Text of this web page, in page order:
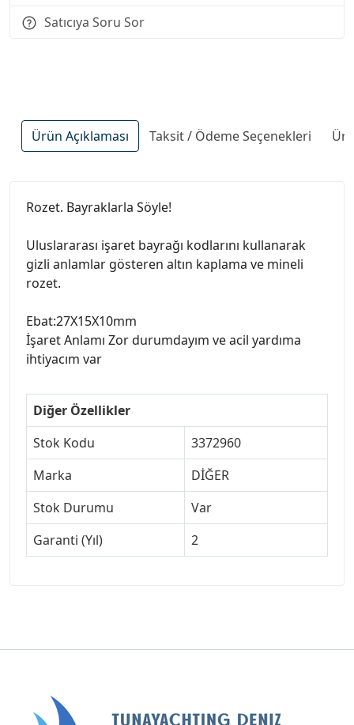
Satıcıya Soru Sor
Ürün Açıklaması Taksit / Ödeme Seçenekleri
Rozet. Bayraklarla Söyle!
Uluslararası işaret bayrağı kodlarını kullanarak
gizli anlamlar gösteren altın kaplama ve mineli
rozet.
Ebat:27X15X10mm
İşaret Anlamı Zor durumdayım ve acil yardıma
ihtiyacım var
Diğer Özellikler
Stok Kodu
3372960
Marka
DİĞER
Stok Durumu
Var
Garanti (Yıl)
2